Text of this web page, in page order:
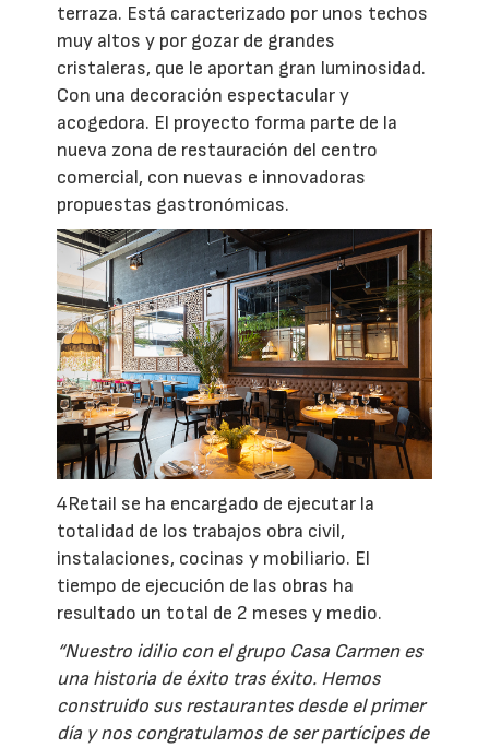
terraza. Está caracterizado por unos techos
muy altos y por gozar de grandes
cristaleras, que le aportan gran luminosidad.
Con una decoración espectacular y
acogedora. El proyecto forma parte de la
nueva zona de restauración del centro
comercial, con nuevas e innovadoras
propuestas gastronómicas.
4Retail se ha encargado de ejecutar la
totalidad de los trabajos obra civil,
instalaciones, cocinas y mobiliario. El
tiempo de ejecución de las obras ha
resultado un total de 2 meses y medio.
“Nuestro idilio con el grupo Casa Carmen es
una historia de éxito tras éxito. Hemos
construido sus restaurantes desde el primer
día y nos congratulamos de ser partícipes de